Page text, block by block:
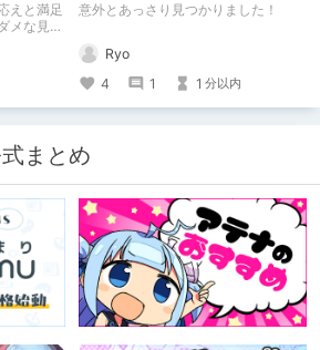
えと満足
メな見本
意外とあっさり見つかりました！
Ryo
4
1 1 分以内
まとめ